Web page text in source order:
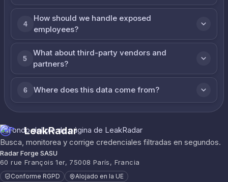
4
How should we handle exposed
employees?
5
What about third-party vendors and
partners?
6 Where does this data come from?
LeakRadar
Busca, monitorea y corrige credenciales filtradas en segundos.
Radar Forge SASU
60 rue François 1er, 75008 París, Francia
Conforme RGPD Alojado en la UE